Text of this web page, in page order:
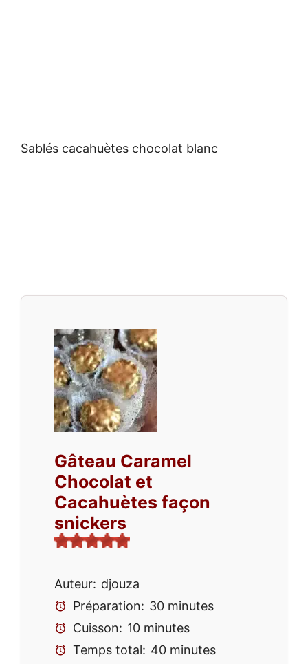
Sablés cacahuètes chocolat blanc
Gâteau Caramel
Chocolat et
Cacahuètes façon
snickers
Auteur: djouza
Préparation: 30 minutes
Cuisson: 10 minutes
Temps total: 40 minutes